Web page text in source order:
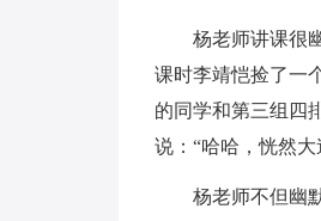
杨老师讲课很
课时李靖恺捡了一
的同学和第三组四
说：“哈哈，恍然
杨老师不但幽